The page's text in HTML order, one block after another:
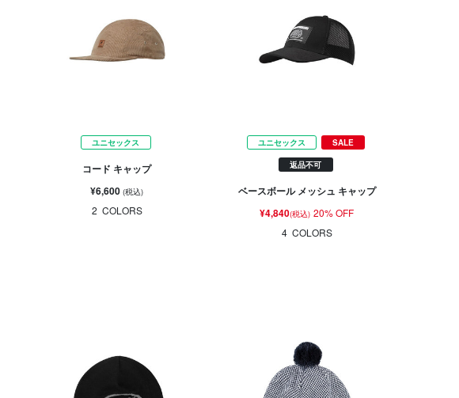
ユニセックス
コード キャップ
¥6,600(税込)
2 COLORS
ユニセックス SALE
返品不可
ベースボール メッシュ キャップ
¥4,840(税込) 20% OFF
4 COLORS